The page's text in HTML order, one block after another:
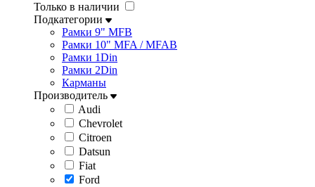
Только в наличии
Подкатегории
Рамки 9" MFB
Рамки 10" MFA / MFAB
Рамки 1Din
Рамки 2Din
Карманы
Производитель
Audi
Chevrolet
Citroen
Datsun
Fiat
Ford